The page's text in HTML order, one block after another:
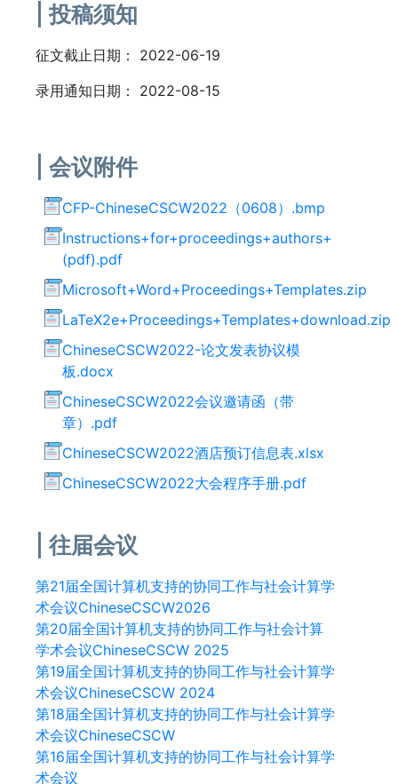
投稿须知
征文截止日期：
2022-06-19
录用通知日期：
2022-08-15
会议附件
CFP-ChineseCSCW2022（0608）.bmp
Instructions+for+proceedings+authors+
(pdf).pdf
Microsoft+Word+Proceedings+Templates.zip
LaTeX2e+Proceedings+Templates+download.zip
ChineseCSCW2022-论文发表协议模
板.docx
ChineseCSCW2022会议邀请函（带
章）.pdf
ChineseCSCW2022酒店预订信息表.xlsx
ChineseCSCW2022大会程序手册.pdf
往届会议
第21届全国计算机支持的协同工作与社会计算学
术会议ChineseCSCW2026
第20届全国计算机支持的协同工作与社会计算
学术会议ChineseCSCW 2025
第19届全国计算机支持的协同工作与社会计算学
术会议ChineseCSCW 2024
第18届全国计算机支持的协同工作与社会计算学
术会议ChineseCSCW
第16届全国计算机支持的协同工作与社会计算学
术会议